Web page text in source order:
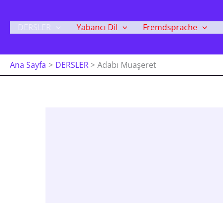
Atla
DERSLER Yabancı Dil Fremdsprache
Ana Sayfa DERSLER Adabı Muaşeret